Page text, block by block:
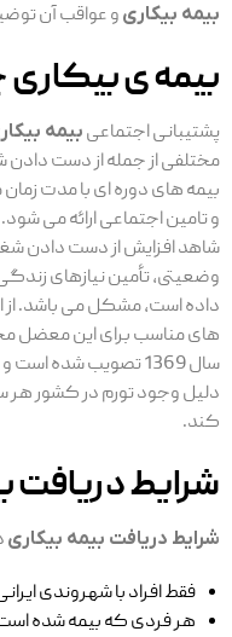
بیمه بیکاری و عواقب آن
بیمه ی
پشتیبانی اجتماعیبیمه
مختلفی از جمله از دست دادن
بیمه ‌های دوره ‌ای با مدت
و تامین اجتماعی ارائه می
شاهد افزایش از دست دادن
وضعیتی، تأمین نیازهای
داده است، مشکل می باشد. از
‌های مناسب برای این معضل
سال 1369 تصویب شده
دلیل وجود تورم در کشور هر
کند.
شرایط دریافت
شرایط دریافت بیمه بیکاری
فقط افراد با شهروندی
هر فردی که بیمه شده